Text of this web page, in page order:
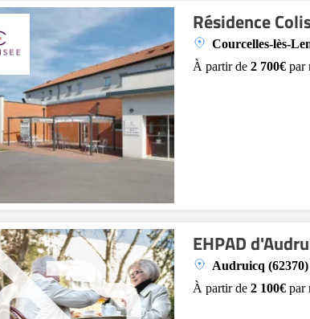
Résidence
Courcelles-lès-
À partir de 2 700€par
EHPAD
Audruicq (62370)
À partir de 2 100€par